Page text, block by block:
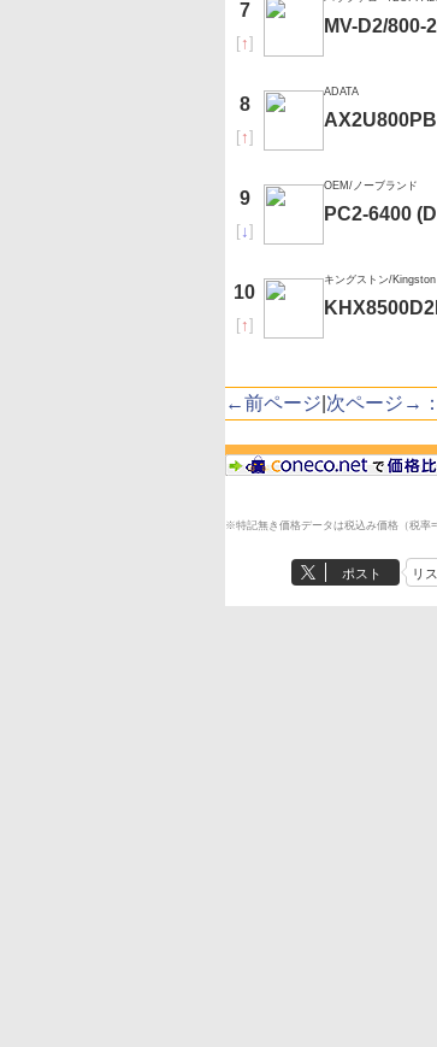
7
[↑]
MV-D2/800-
8
[↑]
ADATA
9
[↓]
OEM/ノーブランド
PC2-6400
10
[↑]
キングストン/Kingston
←前ページ 次ページ→
※特記無き価格データは税込み価格（税率
ポスト リ